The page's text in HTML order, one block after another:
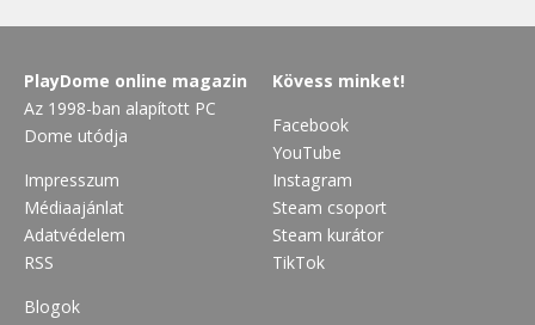
PlayDome online magazin
Az 1998-ban alapított PC
Dome utódja
Impresszum
Médiaajánlat
Adatvédelem
RSS
Blogok
Kövess minket!
Facebook
YouTube
Instagram
Steam csoport
Steam kurátor
TikTok